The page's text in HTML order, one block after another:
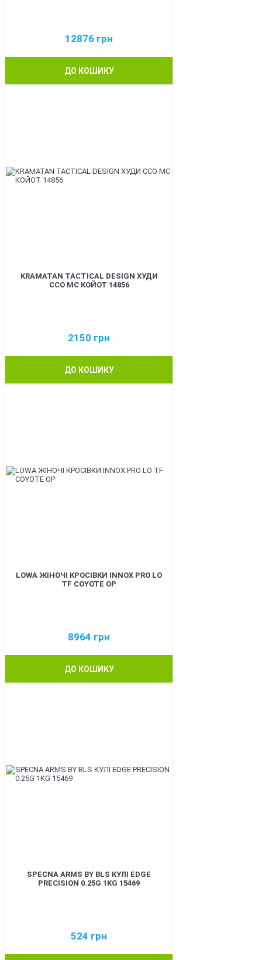
12876 грн
ДО КОШИКУ
KRAMATAN TACTICAL DESIGN ХУДИ
ССО МС КОЙОТ 14856
2150 грн
ДО КОШИКУ
LOWA ЖІНОЧІ КРОСІВКИ INNOX PRO LO
TF COYOTE OP
8964 грн
ДО КОШИКУ
SPECNA ARMS BY BLS КУЛІ EDGE
PRECISION 0.25G 1KG 15469
524 грн